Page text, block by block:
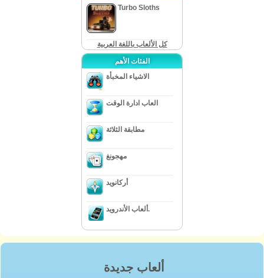
Turbo Sloths
كل الألعاب باللغة العربية
الفئات الأهم
الاشياء المخبأة
العاب ادارة الوقت
مطابقة الثلاثة
مهجونغ
أركانويد
ألعاب الأندرويد.
ألعاب جديدة